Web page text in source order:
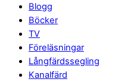
Blogg
Böcker
TV
Föreläsningar
Långfärdssegling
Kanalfärd